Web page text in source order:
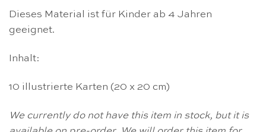
Dieses Material ist für Kinder ab 4 Jahren
geeignet.
Inhalt:
10 illustrierte Karten (20 x 20 cm)
We currently do not have this item in stock, but it is